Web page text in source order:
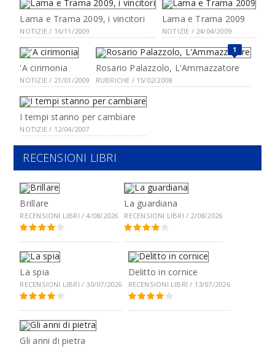
Lama e Trama 2009, i vincitori
NOTIZIE / 16/11/2009
Lama e Trama 2009
NOTIZIE / 24/04/2009
'A cirimonia
NOTIZIE / 21/01/2009
1
Rosario Palazzolo, L'Ammazzatore
RUBRICHE / 15/02/2008
I tempi stanno per cambiare
NOTIZIE / 12/04/2007
RECENSIONI LIBRI
Brillare
RECENSIONI LIBRI / 4/08/2026
La guardiana
RECENSIONI LIBRI / 2/08/2026
La spia
RECENSIONI LIBRI / 30/07/2026
Delitto in cornice
RECENSIONI LIBRI / 13/07/2026
Gli anni di pietra